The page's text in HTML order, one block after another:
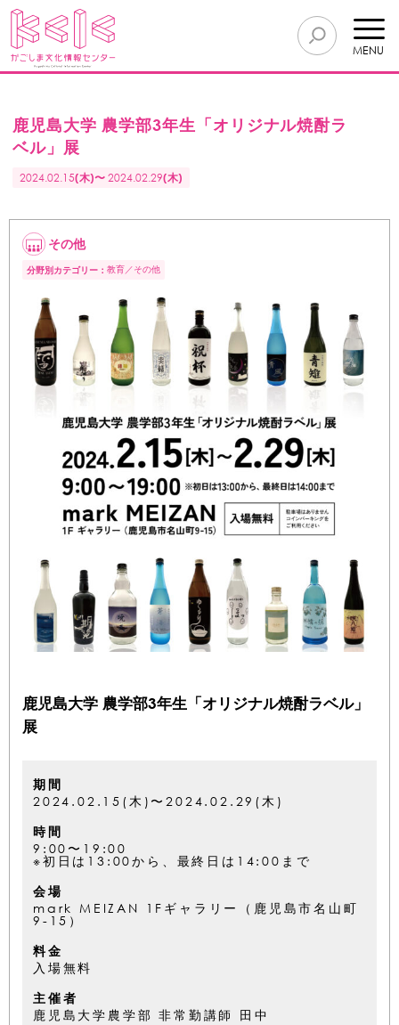
MENU
鹿児島大学 農学部3年生「オリジナル焼酎ラ
ベル」展
2024.02.15(木)〜2024.02.29(木)
その他
分野別カテゴリー： 教育 その他
鹿児島大学 農学部3年生「オリジナル焼酎ラベル」
展
期間
2024.02.15(木)〜2024.02.29(木)
時間
9:00〜19:00
※初日は13:00から、最終日は14:00まで
会場
mark MEIZAN 1Fギャラリー（鹿児島市名山町
9-15）
料金
入場無料
主催者
鹿児島大学農学部 非常勤講師 田中